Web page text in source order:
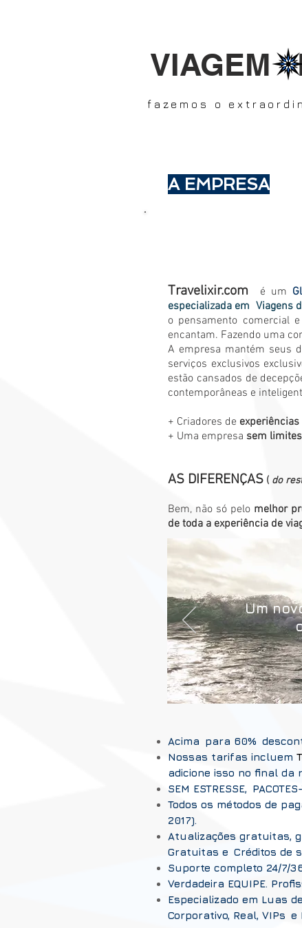
VIAGEM
fazemos o
A EMPRESA
Travelixir.com é um
especializada em Viagens
o pensamento comercial
encantam. Fazendo uma
A empresa mantém seus
serviços exclusivos
estão cansados de
contemporâneas e
+ Criadores de
+ Uma empresa sem limites
AS DIFERENÇAS ( do
Bem, não só pelo melhor
de toda a experiência de
Acima para 60%
Nossas tarifas incluem
adicione isso no final da
SEM ESTRESSE,
Todos os métodos de
2017).
Atualizações gratuitas,
Gratuitas e Créditos de
Suporte completo 24/7/
Verdadeira EQUIPE.
Especializado em Luas
Corporativo, Real, VIPs e
Um